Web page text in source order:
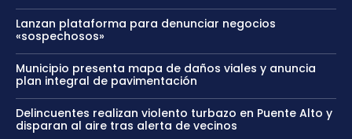
Lanzan plataforma para denunciar negocios
«sospechosos»
Municipio presenta mapa de daños viales y anuncia
plan integral de pavimentación
Delincuentes realizan violento turbazo en Puente Alto y
disparan al aire tras alerta de vecinos